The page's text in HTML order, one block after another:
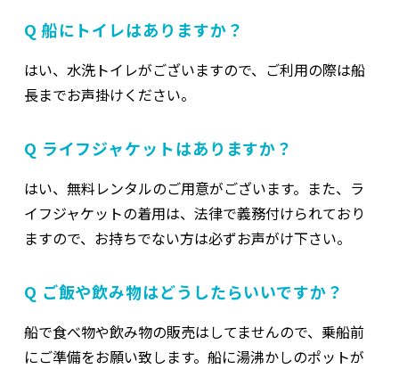
Q 船にトイレはありますか？
はい、水洗トイレがございますので、ご利用の際は船
長までお声掛けください。
Q ライフジャケットはありますか？
はい、無料レンタルのご用意がございます。また、ラ
イフジャケットの着用は、法律で義務付けられており
ますので、お持ちでない方は必ずお声がけ下さい。
Q ご飯や飲み物はどうしたらいいですか？
船で食べ物や飲み物の販売はしてませんので、乗船前
にご準備をお願い致します。船に湯沸かしのポットが